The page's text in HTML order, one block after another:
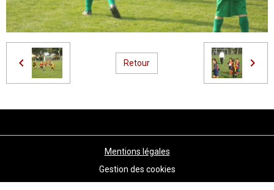
Retour
Mentions légales
Gestion des cookies